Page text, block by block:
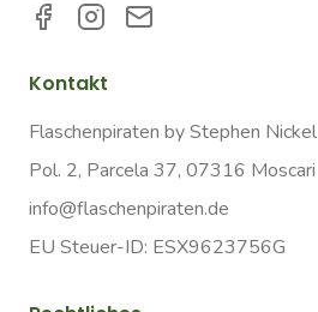
Kontakt
Flaschenpiraten by Stephen Nickel
Pol. 2, Parcela 37, 07316 Moscari
info@flaschenpiraten.de
EU Steuer-ID: ESX9623756G